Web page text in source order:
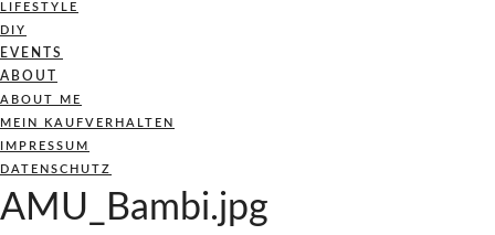
LIFESTYLE
DIY
EVENTS
ABOUT
ABOUT ME
MEIN KAUFVERHALTEN
IMPRESSUM
DATENSCHUTZ
AMU_Bambi.jpg